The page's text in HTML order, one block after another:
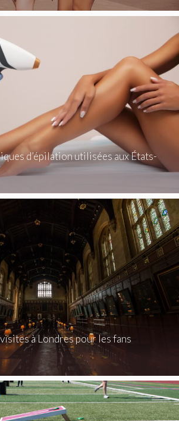
d’épilation utilisées aux États-
à Londres pour les fans